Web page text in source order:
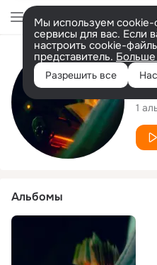
Мы используем cookie-
сервисы для вас. Если
настроить cookie-
представитель.
Разрешить все
1
Альбомы